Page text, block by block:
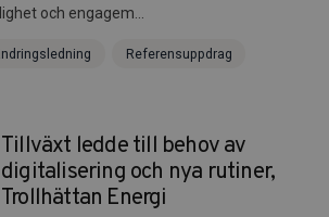
och engagem...
Referensuppdrag
Tillväxt ledde till behov av
digitalisering och nya rutiner,
Trollhättan Energi